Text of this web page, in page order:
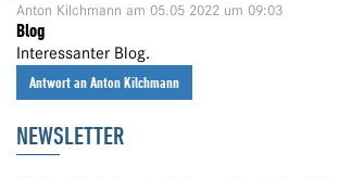
Anton Kilchmann am 05.05 2022 um 09:03
Blog
Interessanter Blog.
Antwort an Anton Kilchmann
NEWSLETTER